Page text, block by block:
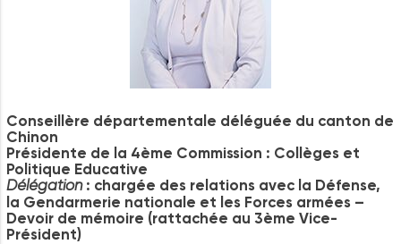
Conseillère départementale déléguée du canton de
Chinon
Présidente de la 4ème Commission : Collèges et
Politique Educative
Délégation: chargée des relations avec la Défense,
la Gendarmerie nationale et les Forces armées –
Devoir de mémoire (rattachée au 3ème Vice-
Président)